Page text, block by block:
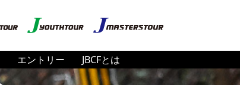
エントリー JBCFとは